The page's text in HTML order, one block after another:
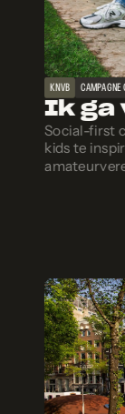
KNVB CAMPAGNE
Ik ga
Social-first
kids te